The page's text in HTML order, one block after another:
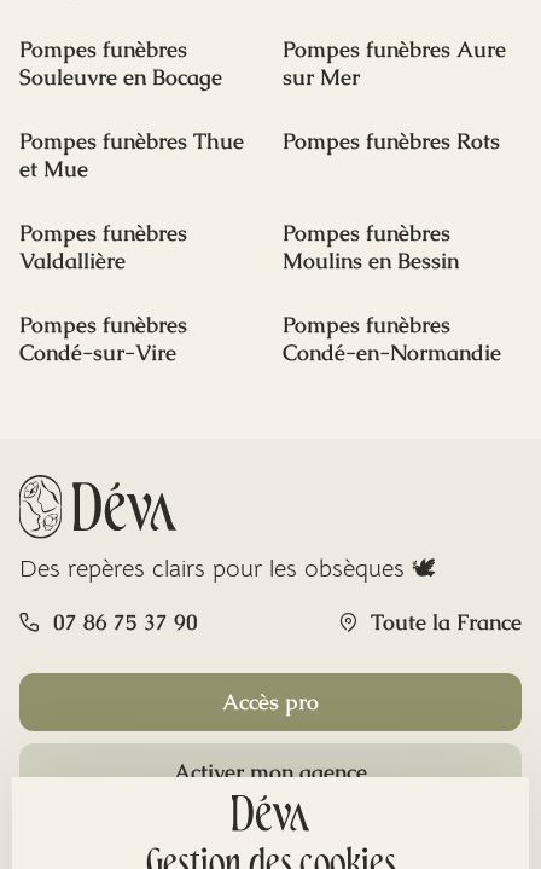
Pompes funèbres
Souleuvre en Bocage
Pompes funèbres Aure
sur Mer
Pompes funèbres Thue
et Mue
Pompes funèbres Rots
Pompes funèbres
Valdallière
Pompes funèbres
Moulins en Bessin
Pompes funèbres
Condé-sur-Vire
Pompes funèbres
Condé-en-Normandie
Des repères clairs pour les obsèques 🕊️
07 86 75 37 90 Toute la France
Accès pro
Activer mon agence